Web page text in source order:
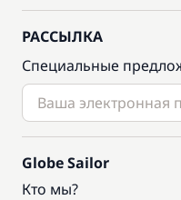
РАССЫЛКА
Специальные
Globe Sailor
Кто мы?